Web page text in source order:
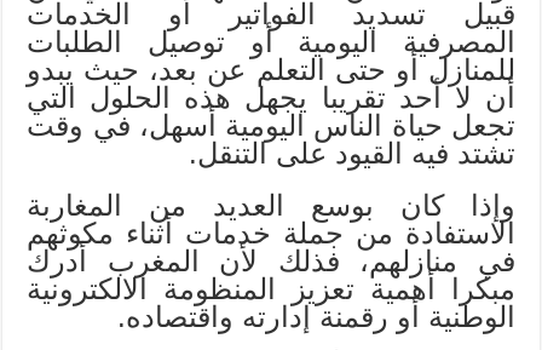
قبيل تسديد الفواتير أو الخدمات
المصرفية اليومية أو توصيل الطلبات
للمنازل أو حتى التعلم عن بعد، حيث يبدو
أن لا أحد تقريبا يجهل هذه الحلول التي
تجعل حياة الناس اليومية أسهل، في وقت
تشتد فيه القيود على التنقل.
وإذا كان بوسع العديد من المغاربة
الاستفادة من جملة خدمات أثناء مكوثهم
في منازلهم، فذلك لأن المغرب أدرك
مبكرا أهمية تعزيز المنظومة الالكترونية
الوطنية أو رقمنة إدارته واقتصاده.